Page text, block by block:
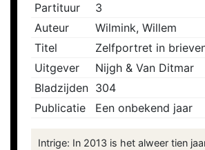
Partituur
3
Auteur
Wilmink, Willem
Titel
Zelfportret in
Uitgever
Nijgh & Van Ditmar
Bladzijden 304
Publicatie
Een onbekend jaar
Intrige: In 2013 is het alweer tien